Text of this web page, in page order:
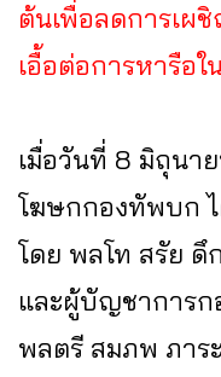
ต้นเพื่อลดการเผ
เอื้อต่อการหารือ
เมื่อวันที่ 8 มิถุนา
โฆษกกองทัพบก
โดย พลโท สรัย
และผู้บัญชาการ
พลตรี สมภพ ภาร